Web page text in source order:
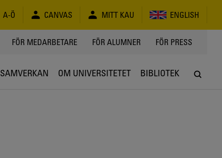
A-Ö CANVAS MITT KAU ENGLISH
FÖR MEDARBETARE FÖR ALUMNER FÖR PRESS
SAMVERKAN OM UNIVERSITETET BIBLIOTEK